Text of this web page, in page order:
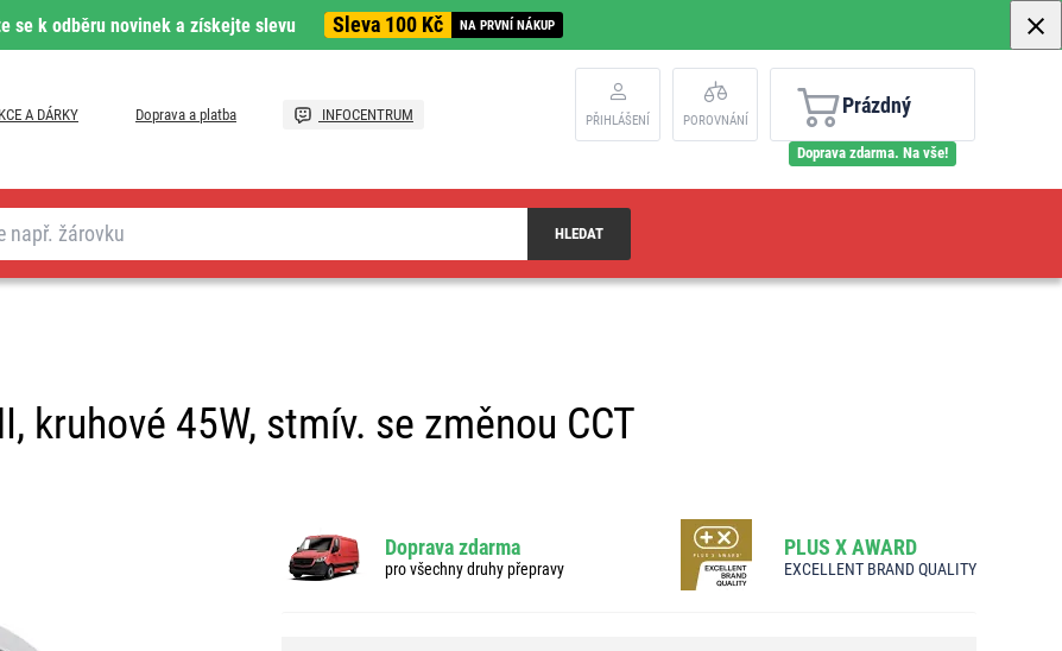
se k odběru novinek a získejte slevu Sleva 100 Kč NA PRVNÍ NÁKUP
A DÁRKY Doprava a platba INFOCENTRUM PŘIHLÁŠENÍ POROVNÁNÍ
Prázdný
Doprava zdarma. Na vše!
HLEDAT
kruhové 45W, stmív. se změnou CCT
Doprava zdarma
pro všechny druhy přepravy
PLUS X AWARD
EXCELLENT BRAND QUALITY